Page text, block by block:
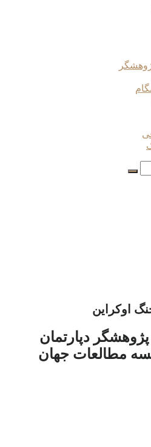
اوکراین
پژوهشگر دپارتمان
مطالعات جهان